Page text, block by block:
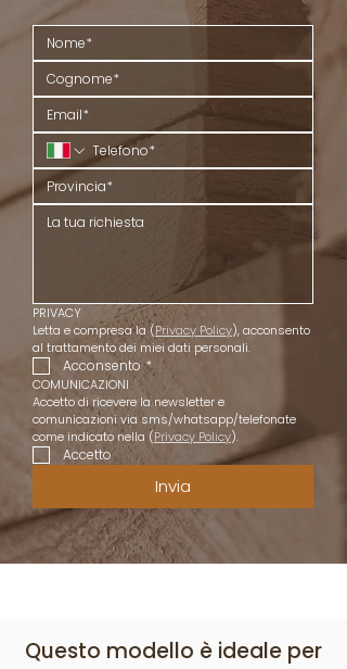
PRIVACY
Letta e compresa la (Privacy Policy), acconsento
al trattamento dei miei dati personali.
Acconsento *
COMUNICAZIONI
Accetto di ricevere la newsletter e
comunicazioni via sms/whatsapp/telefonate
come indicato nella (Privacy Policy).
Accetto
Invia
Questo modello è ideale per